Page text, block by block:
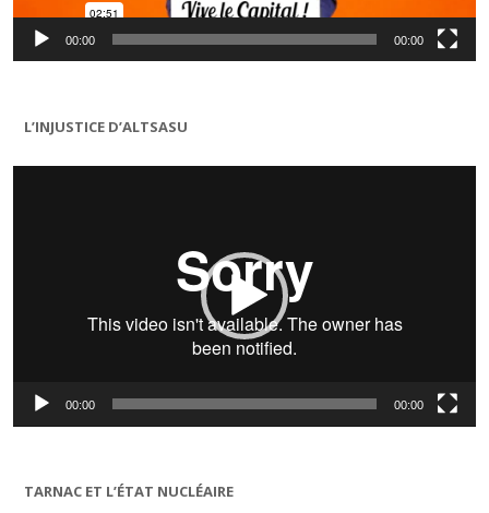
00:00 00:00
L’INJUSTICE D’ALTSASU
Lecteur
00:00 00:00
TARNAC ET L’ÉTAT NUCLÉAIRE